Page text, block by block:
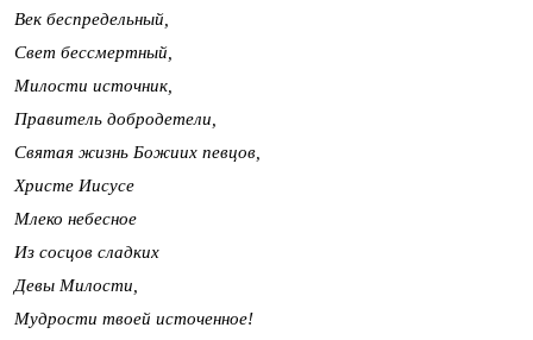
Век беспредельный,
Свет бессмертный,
Милости источник,
Правитель добродетели,
Святая жизнь Божиих певцов,
Христе Иисусе
Млеко небесное
Из сосцов сладких
Девы Милости,
Мудрости твоей источенное!